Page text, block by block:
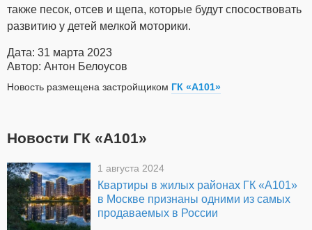
также песок, отсев и щепа, которые будут спосоствовать
развитию у детей мелкой моторики.
Дата: 31 марта 2023
Автор: Антон Белоусов
Новость размещена застройщиком ГК «А101»
Новости ГК «А101»
1 августа 2024
Квартиры в жилых районах ГК «А101»
в Москве признаны одними из самых
продаваемых в России